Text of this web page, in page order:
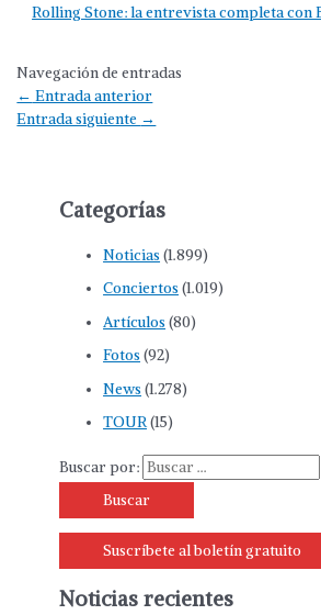
Rolling Stone: la entrevista completa con
Navegación de entradas
← Entrada anterior
Entrada siguiente →
Categorías
Noticias (1.899)
Conciertos (1.019)
Artículos (80)
Fotos (92)
News (1.278)
TOUR(15)
Buscar por:
Suscríbete al boletín gratuito
Noticias recientes